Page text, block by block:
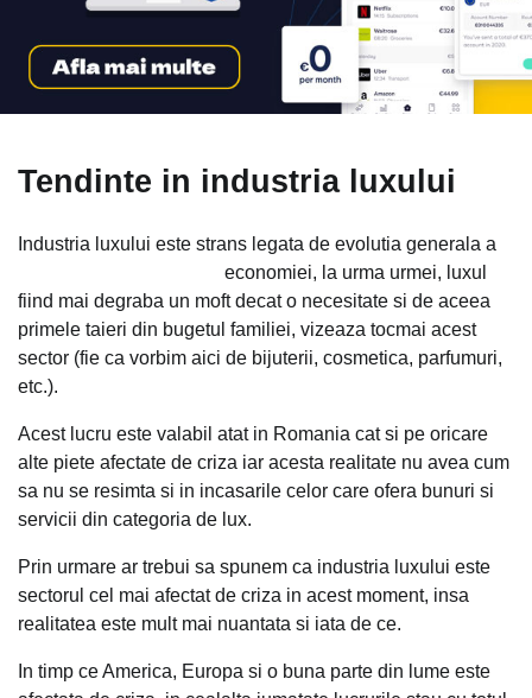
Tendinte in industria luxului
Industria luxului este strans legata de evolutia generala a
economiei, la urma urmei, luxul
fiind mai degraba un moft decat o necesitate si de aceea
primele taieri din bugetul familiei, vizeaza tocmai acest
sector (fie ca vorbim aici de bijuterii, cosmetica, parfumuri,
etc.).
Acest lucru este valabil atat in Romania cat si pe oricare
alte piete afectate de criza iar acesta realitate nu avea cum
sa nu se resimta si in incasarile celor care ofera bunuri si
servicii din categoria de lux.
Prin urmare ar trebui sa spunem ca industria luxului este
sectorul cel mai afectat de criza in acest moment, insa
realitatea este mult mai nuantata si iata de ce.
In timp ce America, Europa si o buna parte din lume este